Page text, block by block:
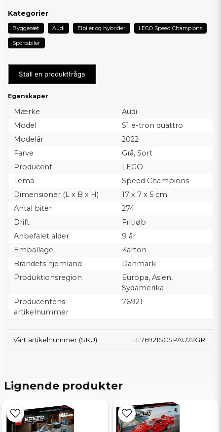
Kategorier
Byggesæt Audi Elbiler og hybrider LEGO Speed Champions
Sportsbiler
Ställ en produktfråga
Egenskaper
Mærke
Audi
Model
S1 e-tron quattro
Modelår
2022
Farve
Grå, Sort
Producent
LEGO
Tema
Speed Champions
Dimensioner (L x B x H)
17 x 7 x 5 cm
Antal biter
274
Drift
Fritløb
Anbefalet alder
9 år
Emballage
Karton
Brandets hjemland
Danmark
Produktionsregion
Europa, Asien,
Sydamerika
Producentens
artikelnummer
76921
Vårt artikelnummer (SKU) LE76921SCSPAU22GR
Lignende produkter